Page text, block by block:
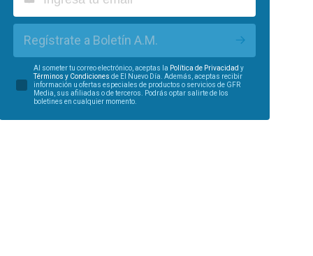
Regístrate a Boletín A.M.
Al someter tu correo electrónico, aceptas la Política de Privacidad y
Términos y Condiciones de El Nuevo Día. Además, aceptas recibir
información u ofertas especiales de productos o servicios de GFR
Media, sus afiliadas o de terceros. Podrás optar salirte de los
boletines en cualquier momento.